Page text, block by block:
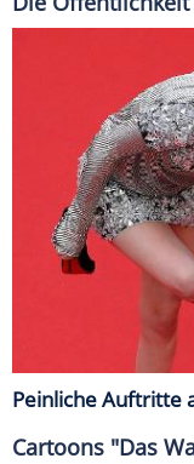
Peinliche Auftritte
Cartoons "Das